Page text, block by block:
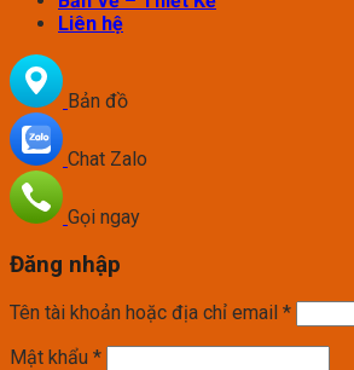
Liên hệ
Bản đồ
Chat Zalo
Gọi ngay
Đăng nhập
Tên tài khoản hoặc địa chỉ email *
Mật khẩu *